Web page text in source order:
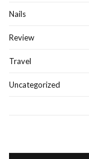
Nails
Review
Travel
Uncategorized